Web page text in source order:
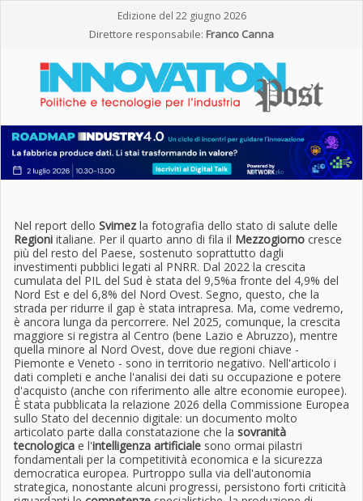
Edizione del 22 giugno 2026
Direttore responsabile: Franco Canna
Nel report dello Svimezla fotografia dello stato di salute delle
Regioni italiane. Per il quarto anno di fila il Mezzogiorno cresce
più del resto del Paese, sostenuto soprattutto dagli
investimenti pubblici legati al PNRR. Dal 2022 la crescita
cumulata del PIL del Sud è stata del 9,5%a fronte del 4,9% del
Nord Est e del 6,8% del Nord Ovest. Segno, questo, che la
strada per ridurre il gap è stata intrapresa. Ma, come vedremo,
è ancora lunga da percorrere. Nel 2025, comunque, la crescita
maggiore si registra al Centro (bene Lazio e Abruzzo), mentre
quella minore al Nord Ovest, dove due regioni chiave -
Piemonte e Veneto - sono in territorio negativo. Nell'articolo i
dati completi e anche l'analisi dei dati su occupazione e potere
d'acquisto (anche con riferimento alle altre economie europee).
È stata pubblicata la relazione 2026 della Commissione Europea
sullo Stato del decennio digitale: un documento molto
articolato parte dalla constatazione che la sovranità
tecnologica e l'intelligenza artificiale sono ormai pilastri
fondamentali per la competitività economica e la sicurezza
democratica europea. Purtroppo sulla via dell'autonomia
strategica, nonostante alcuni progressi, persistono forti criticità